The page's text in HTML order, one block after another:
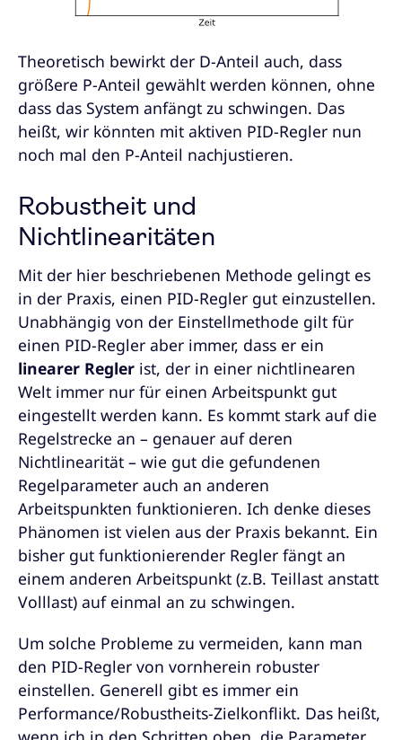
Theoretisch bewirkt der D-Anteil auch, dass
größere P-Anteil gewählt werden können, ohne
dass das System anfängt zu schwingen. Das
heißt, wir könnten mit aktiven PID-Regler nun
noch mal den P-Anteil nachjustieren.
Robustheit und
Nichtlinearitäten
Mit der hier beschriebenen Methode gelingt es
in der Praxis, einen PID-Regler gut einzustellen.
Unabhängig von der Einstellmethode gilt für
einen PID-Regler aber immer, dass er ein
linearer Regler ist, der in einer nichtlinearen
Welt immer nur für einen Arbeitspunkt gut
eingestellt werden kann. Es kommt stark auf die
Regelstrecke an – genauer auf deren
Nichtlinearität – wie gut die gefundenen
Regelparameter auch an anderen
Arbeitspunkten funktionieren. Ich denke dieses
Phänomen ist vielen aus der Praxis bekannt. Ein
bisher gut funktionierender Regler fängt an
einem anderen Arbeitspunkt (z.B. Teillast anstatt
Volllast) auf einmal an zu schwingen.
Um solche Probleme zu vermeiden, kann man
den PID-Regler von vornherein robuster
einstellen. Generell gibt es immer ein
Performance/Robustheits-Zielkonflikt. Das heißt,